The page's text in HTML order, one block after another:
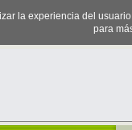
la experiencia del
para